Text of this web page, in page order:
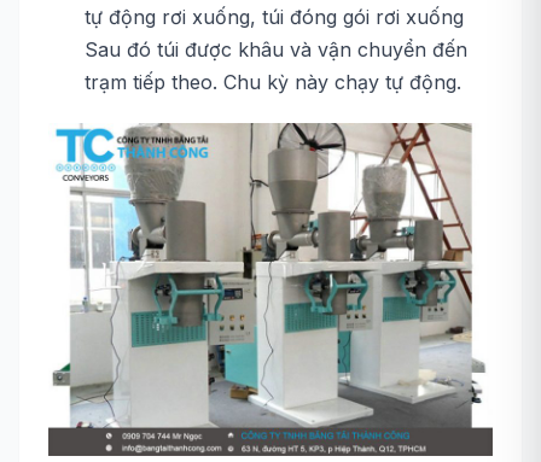
tự động rơi xuống, túi đóng gói rơi xuống
Sau đó túi được khâu và vận chuyển đến
trạm tiếp theo. Chu kỳ này chạy tự động.